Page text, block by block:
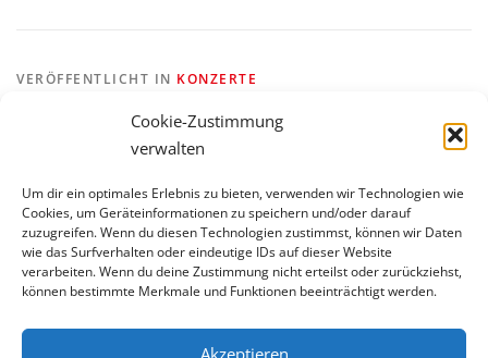
Cookie-Zustimmung
verwalten
Um dir ein optimales Erlebnis zu bieten, verwenden wir Technologien wie
Cookies, um Geräteinformationen zu speichern und/oder darauf
zuzugreifen. Wenn du diesen Technologien zustimmst, können wir Daten
wie das Surfverhalten oder eindeutige IDs auf dieser Website
verarbeiten. Wenn du deine Zustimmung nicht erteilst oder zurückziehst,
können bestimmte Merkmale und Funktionen beeinträchtigt werden.
Akzeptieren
VERÖFFENTLICHT IN KONZERTE
BLEIBE AUF DEM LAUFENDEN